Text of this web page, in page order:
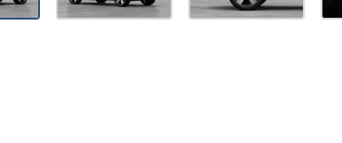
EC40
Voitures d'occasion